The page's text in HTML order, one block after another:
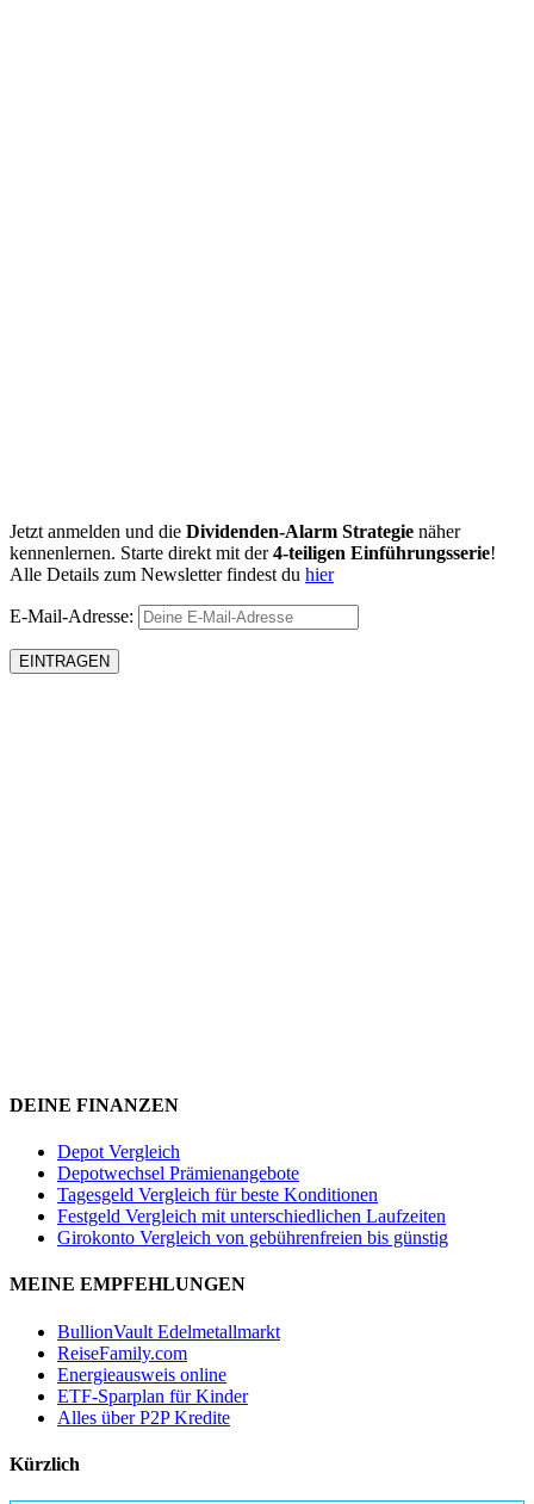
Jetzt anmelden und die Dividenden-Alarm Strategie näher
kennenlernen. Starte direkt mit der4-teiligen Einführungsserie!
Alle Details zum Newsletter findest du hier
E-Mail-Adresse:
DEINE FINANZEN
Depot Vergleich
Depotwechsel Prämienangebote
Tagesgeld Vergleich für beste Konditionen
Festgeld Vergleich mit unterschiedlichen Laufzeiten
Girokonto Vergleich von gebührenfreien bis günstig
MEINE EMPFEHLUNGEN
BullionVault Edelmetallmarkt
ReiseFamily.com
Energieausweis online
ETF-Sparplan für Kinder
Alles über P2P Kredite
Kürzlich